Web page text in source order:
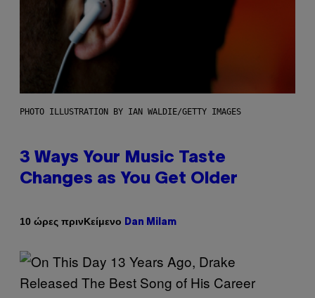
PHOTO ILLUSTRATION BY IAN WALDIE/GETTY IMAGES
3 Ways Your Music Taste
Changes as You Get Older
10 ώρες πρινΚείμενο Dan Milam